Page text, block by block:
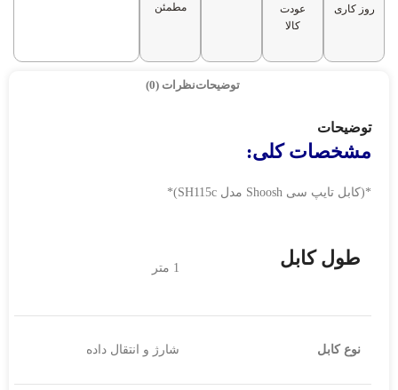
روز کاری
عودت
کالا
مطمئن
توضیحاتنظرات (0)
توضیحات
مشخصات کلی:
*(کابل تایپ سی Shoosh مدل SH115c)*
طول کابل 1 متر
نوع کابل شارژ و انتقال داده